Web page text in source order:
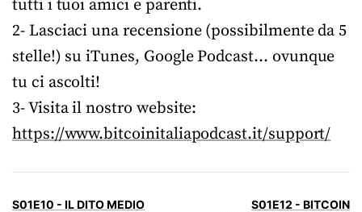
tutti i tuoi amici e parenti.
2- Lasciaci una recensione (possibilmente da 5
stelle!) su iTunes, Google Podcast… ovunque
tu ci ascolti!
3- Visita il nostro website:
https://www.bitcoinitaliapodcast.it/support/
S01E10 - IL DITO MEDIO
S01E12 - BITCOIN